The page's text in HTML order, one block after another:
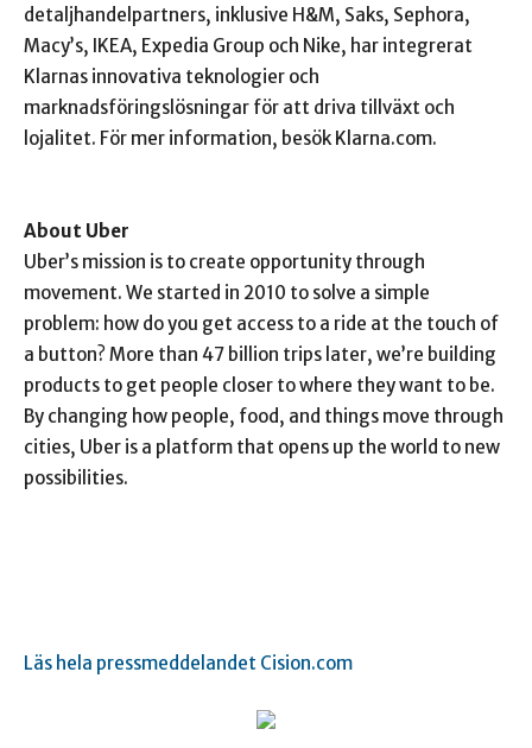
detaljhandelpartners, inklusive H&M, Saks, Sephora,
Macy’s, IKEA, Expedia Group och Nike, har integrerat
Klarnas innovativa teknologier och
marknadsföringslösningar för att driva tillväxt och
lojalitet. För mer information, besök Klarna.com.
About Uber
Uber’s mission is to create opportunity through
movement. We started in 2010 to solve a simple
problem: how do you get access to a ride at the touch of
a button? More than 47 billion trips later, we’re building
products to get people closer to where they want to be.
By changing how people, food, and things move through
cities, Uber is a platform that opens up the world to new
possibilities.
Läs hela pressmeddelandet Cision.com